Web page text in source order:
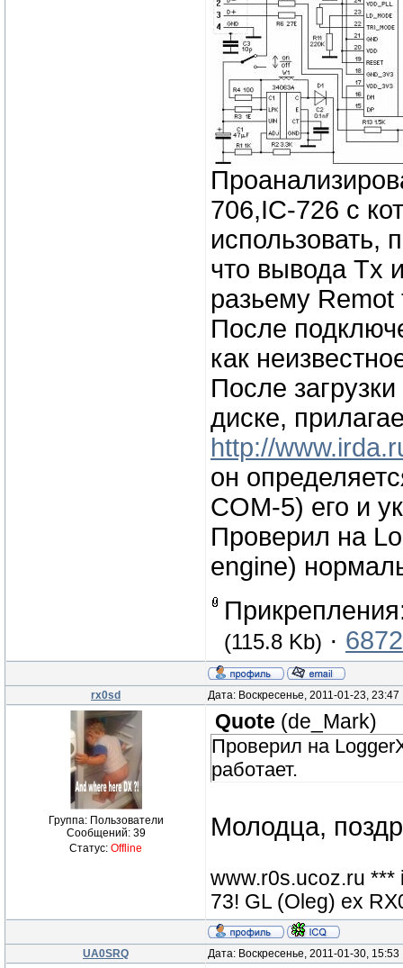
706,IC-726 с
использовать,
что вывода Tx
разьему Remot
После
как
После
диске,
http://
он
COM-5) его и
Проверил на
engine)
(115.8 Kb) ·
rx0sd Дата: Воскресенье, 2011-01-23,
Группа: Пользователи
Сообщений: 39
Статус: Offline
Quote (de_Mark)
Проверил на
работает.
Молодца,
www.r0s.ucoz.ru ***
73! GL (Oleg) ex
UA0SRQ Дата: Воскресенье, 2011-01-30,